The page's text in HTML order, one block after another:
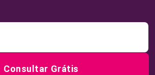
Consultar Grátis